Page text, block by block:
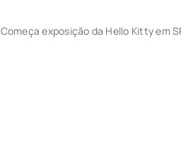
Começa exposição da Hello Kitty em